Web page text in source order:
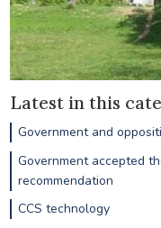
Latest in this
Government and
Government accepted
recommendation
CCS technology